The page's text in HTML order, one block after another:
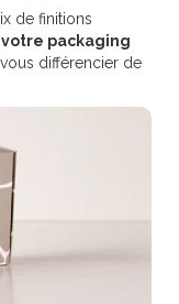
de finitions
packaging
différencier de